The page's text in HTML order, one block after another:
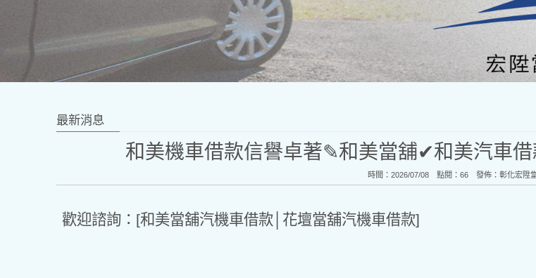
最新消息
和美機車借款信譽卓著✎和美當舖✔和美汽車
時間：2026/07/08 點閱：66 發佈： 彰化宏陞
歡迎諮詢：[和美當舖汽機車借款│花壇當舖汽機車借款]